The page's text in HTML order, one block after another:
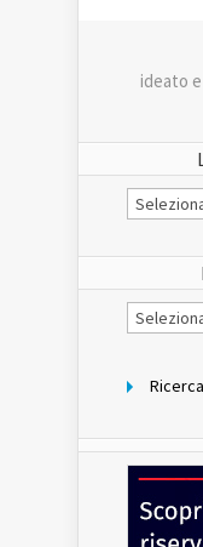
ideato
Le
Notizie
Notizie
per